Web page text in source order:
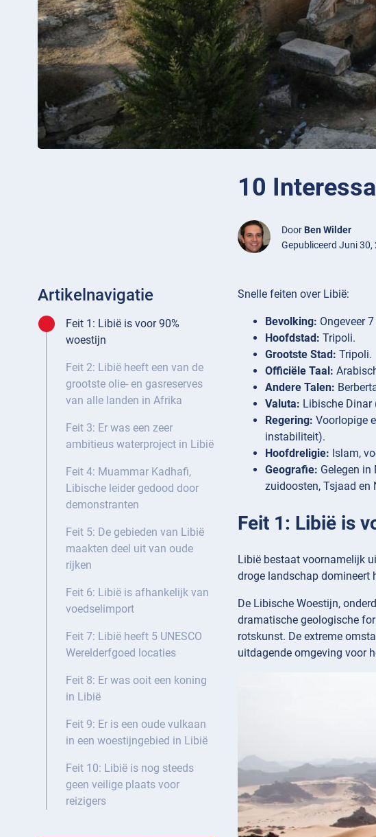
10
Door Ben Wilder
Gepubliceerd Juni 30,
Artikelnavigatie
Feit 1: Libië is voor 90%
woestijn
Feit 2: Libië heeft een van de
grootste olie- en gasreserves
van alle landen in Afrika
Feit 3: Er was een zeer
ambitieus waterproject in Libië
Feit 4: Muammar Kadhafi,
Libische leider gedood door
demonstranten
Feit 5: De gebieden van Libië
maakten deel uit van oude
rijken
Feit 6: Libië is afhankelijk van
voedselimport
Feit 7: Libië heeft 5 UNESCO
Werelderfgoed locaties
Feit 8: Er was ooit een koning
in Libië
Feit 9: Er is een oude vulkaan
in een woestijngebied in Libië
Feit 10: Libië is nog steeds
geen veilige plaats voor
reizigers
Snelle feiten over Libië:
Bevolking: Ongeveer
Hoofdstad: Tripoli.
Grootste Stad: Tripoli.
Officiële Taal:
Andere Talen:
Valuta: Libische Dinar
Regering: Voorlopige
instabiliteit).
Hoofdreligie: Islam,
Geografie: Gelegen in
zuidoosten, Tsjaad en
Feit 1: Libië is
Libië bestaat voornamelijk
droge landschap domineert
De Libische Woestijn,
dramatische geologische
rotskunst. De extreme
uitdagende omgeving voor